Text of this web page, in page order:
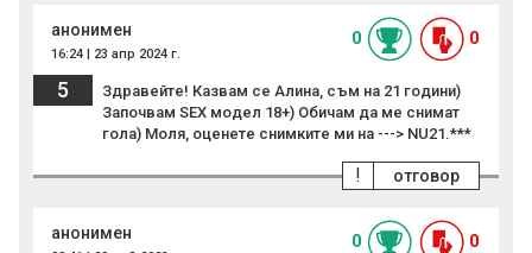
анонимен
16:24 | 23 апр 2024 г.
0 0
5
Здравейте! Казвам се Алина, съм на 21 години)
Започвам SEX модел 18+) Обичам да ме снимат
гола) Моля, оценете снимките ми на ---> NU21.***
отговор
!
анонимен 0 0